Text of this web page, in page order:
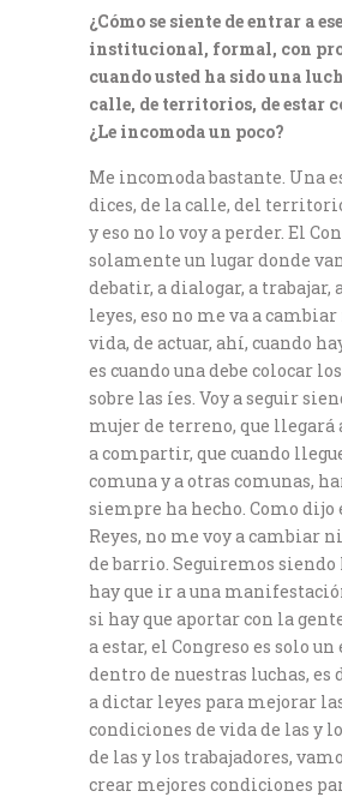
¿Cómo se siente de entrar a
institucional, formal, con
cuando usted ha sido una
calle, de territorios, de estar
¿Le incomoda un poco?
Me incomoda bastante. Una
dices, de la calle, del
y eso no lo voy a perder. El
solamente un lugar donde
debatir, a dialogar, a trabajar,
leyes, eso no me va a
vida, de actuar, ahí, cuando
es cuando una debe colocar
sobre las íes. Voy a seguir
mujer de terreno, que llegará
a compartir, que cuando
comuna y a otras comunas,
siempre ha hecho. Como dijo
Reyes, no me voy a cambiar
de barrio. Seguiremos
hay que ir a una
si hay que aportar con la
a estar, el Congreso es solo un
dentro de nuestras luchas, es
a dictar leyes para mejorar
condiciones de vida de las y
de las y los trabajadores,
crear mejores condiciones